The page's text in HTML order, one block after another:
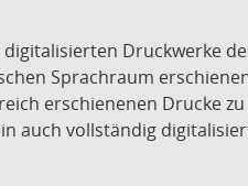
Druckwerke
Sprachraum
erschienenen Drucke
auch vollständig